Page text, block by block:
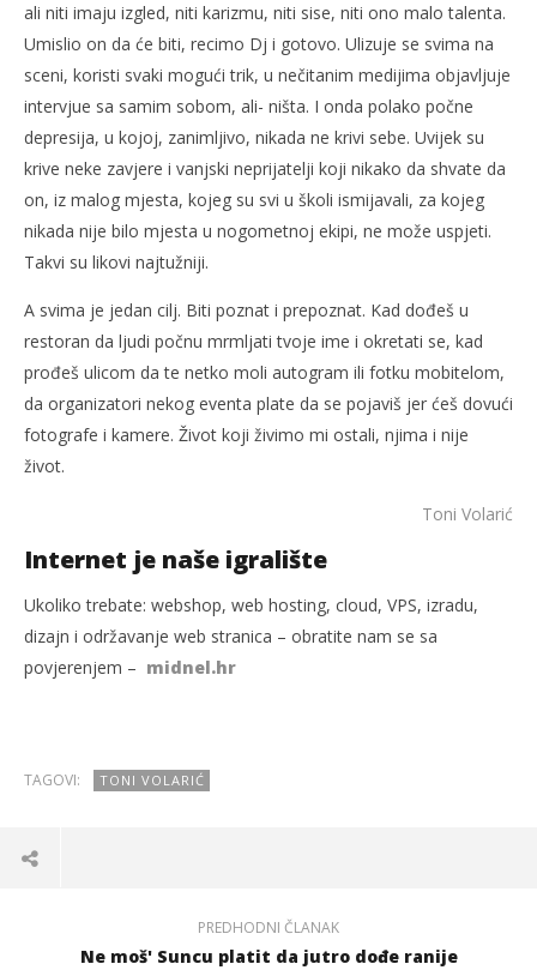
ali niti imaju izgled, niti karizmu, niti sise, niti ono malo talenta.
Umislio on da će biti, recimo Dj i gotovo. Ulizuje se svima na
sceni, koristi svaki mogući trik, u nečitanim medijima objavljuje
intervjue sa samim sobom, ali- ništa. I onda polako počne
depresija, u kojoj, zanimljivo, nikada ne krivi sebe. Uvijek su
krive neke zavjere i vanjski neprijatelji koji nikako da shvate da
on, iz malog mjesta, kojeg su svi u školi ismijavali, za kojeg
nikada nije bilo mjesta u nogometnoj ekipi, ne može uspjeti.
Takvi su likovi najtužniji.
A svima je jedan cilj. Biti poznat i prepoznat. Kad dođeš u
restoran da ljudi počnu mrmljati tvoje ime i okretati se, kad
prođeš ulicom da te netko moli autogram ili fotku mobitelom,
da organizatori nekog eventa plate da se pojaviš jer ćeš dovući
fotografe i kamere. Život koji živimo mi ostali, njima i nije
život.
Toni Volarić
Internet je naše igralište
Ukoliko trebate: webshop, web hosting, cloud, VPS, izradu,
dizajn i održavanje web stranica – obratite nam se sa
povjerenjem – midnel.hr
TAGOVI: TONI VOLARIĆ
PREDHODNI ČLANAK
Ne moš' Suncu platit da jutro dođe ranije